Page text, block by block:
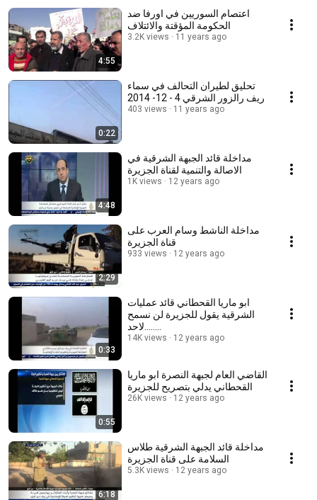
4:55
اعتصام السوريين في اورفا ضد
الحكومة المؤقتة والائتلاف
3.2K views 11 years ago
0:22
تحليق لطيران التحالف في سماء
ريف رالزور الشرقي 4 - 12- 2014
403 views 11 years ago
4:48
مداخلة قائد الجبهة الشرقية في
الاصالة والتنمية لقناة الجزيرة
1K views 12 years ago
2:29
مداخلة الناشط وسام العرب على
قناة الجزيرة
933 views 12 years ago
0:33
ابو ماريا القحطاني قائد عمليات
الشرقية يقول للجزيرة لن نسمح
14K views 12 years ago
0:55
القاضي العام لجبهة النصرة ابو ماريا
القحطاني يدلي بتصريح للجزيرة
26K views 12 years ago
6:18
مداخلة قائد الجبهة الشرقية طلاس
السلامة على قناة الجزيرة
5.3K views 12 years ago